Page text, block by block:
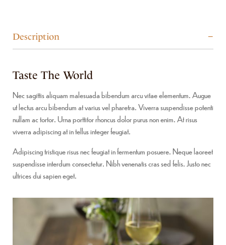
Description
Taste The World
Nec sagittis aliquam malesuada bibendum arcu vitae elementum. Augue
ut lectus arcu bibendum at varius vel pharetra. Viverra suspendisse potenti
nullam ac tortor. Urna porttitor rhoncus dolor purus non enim. At risus
viverra adipiscing at in tellus integer feugiat.
Adipiscing tristique risus nec feugiat in fermentum posuere. Neque laoreet
suspendisse interdum consectetur. Nibh venenatis cras sed felis. Justo nec
ultrices dui sapien eget.